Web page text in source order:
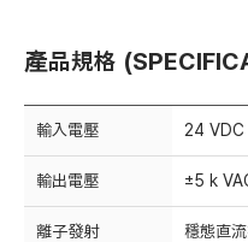
產品規格
輸入電壓 24 VDC
輸出電壓 ±5 k
離子發射 穩態直